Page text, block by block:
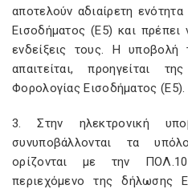
αποτελούν αδιαίρετη
Εισοδήματος (Ε5) και
ενδείξεις τους. Η
απαιτείται, προηγείται
Φορολογίας Εισοδήματος (Ε5).
3. Στην ηλεκτρονική
συνυποβάλλονται τα
ορίζονται με την
περιεχόμενο της δήλωσης